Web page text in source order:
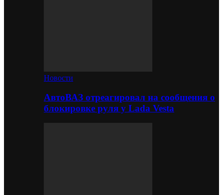
Новости
АвтоВАЗ отреагировал на сообщения о
блокировке руля у Lada Vesta